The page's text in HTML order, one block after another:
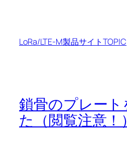
LoRa/LTE-M製品サイトTOPIC
鎖骨のプレー
た（閲覧注意！）